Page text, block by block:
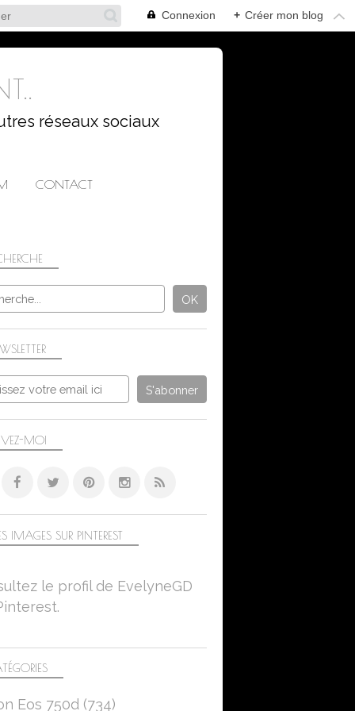
Connexion + Créer mon blog
réseaux sociaux
CONTACT
CHALLENGES PHOTO
PROJET 52-2024
PROJET52DEMA
CANON EOS 750D
DÉFI PHOTO - 52 SEMAINES
DÉFIS PHOTO
MACRO-PROXI
LUMIX DC-FZ 1000 II
MOI
Eos 750d (734)
IMAGES SUR PINTEREST
le profil de EvelyneGD